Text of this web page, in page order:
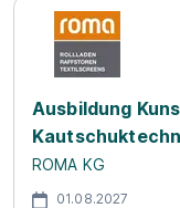
Ausbildung
ROMA KG
01.08.2027